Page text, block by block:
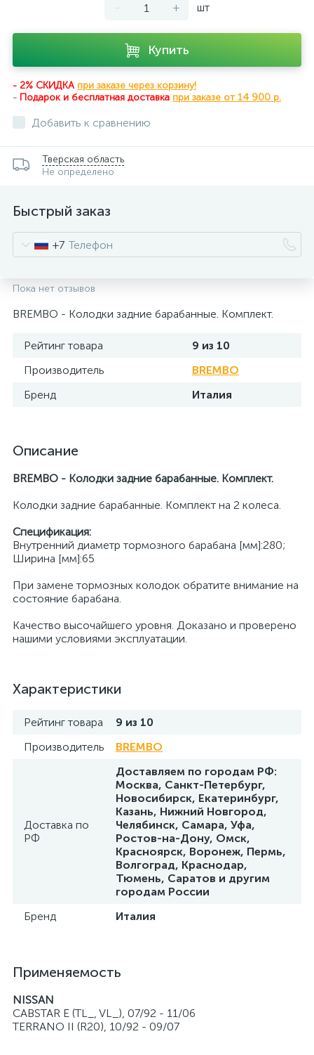
- + шт
Купить
- 2% СКИДКА при заказе через корзину!
- Подарок и бесплатная доставка при заказе от 14 900 р.
Добавить к сравнению
Тверская область
Не определено
Быстрый заказ
+7
Пока нет отзывов
BREMBO - Колодки задние барабанные. Комплект.
Рейтинг товара
9 из 10
Производитель
BREMBO
Бренд
Италия
Описание
BREMBO - Колодки задние барабанные. Комплект.
Колодки задние барабанные. Комплект на 2 колеса.
Спецификация:
Внутренний диаметр тормозного барабана [мм]:280;
Ширина [мм]:65
При замене тормозных колодок обратите внимание на
состояние барабана.
Качество высочайшего уровня. Доказано и проверено
нашими условиями эксплуатации.
Характеристики
Рейтинг товара
9 из 10
Производитель
BREMBO
Доставка по
РФ
Доставляем по городам РФ:
Москва, Санкт-Петербург,
Новосибирск, Екатеринбург,
Казань, Нижний Новгород,
Челябинск, Самара, Уфа,
Ростов-на-Дону, Омск,
Красноярск, Воронеж, Пермь,
Волгоград, Краснодар,
Тюмень, Саратов и другим
городам России
Бренд
Италия
Применяемость
NISSAN
CABSTAR E (TL_, VL_), 07/92 - 11/06
TERRANO II (R20), 10/92 - 09/07